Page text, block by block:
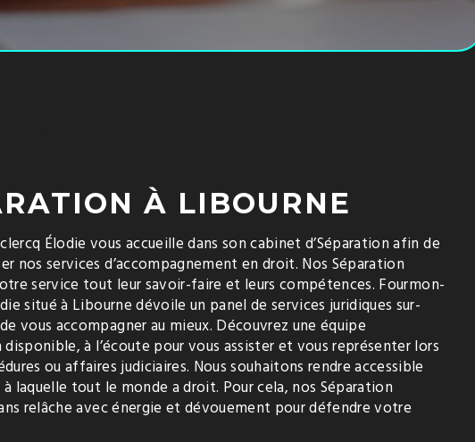
À LIBOURNE
Élodie vous accueille dans son cabinet d’Séparation afin de
nos services d’accompagnement en droit. Nos Séparation
service tout leur savoir-faire et leurs compétences. Fourmon-
situé à Libourne dévoile un panel de services juridiques sur-
vous accompagner au mieux. Découvrez une équipe
disponible, à l’écoute pour vous assister et vous représenter lors
ou affaires judiciaires. Nous souhaitons rendre accessible
laquelle tout le monde a droit. Pour cela, nos Séparation
relâche avec énergie et dévouement pour défendre votre